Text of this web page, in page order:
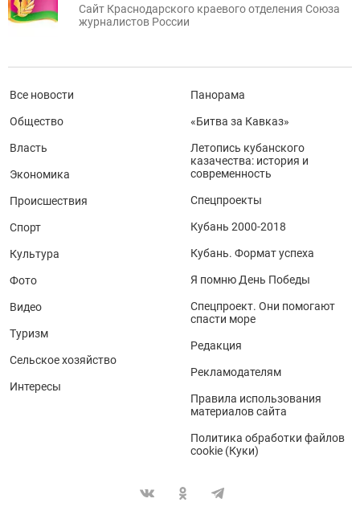
Сайт Краснодарского краевого отделения Союза
журналистов России
Все новости
Общество
Власть
Экономика
Происшествия
Спорт
Культура
Фото
Видео
Туризм
Сельское хозяйство
Интересы
Панорама
«Битва за Кавказ»
Летопись кубанского
казачества: история и
современность
Спецпроекты
Кубань 2000-2018
Кубань. Формат успеха
Я помню День Победы
Спецпроект. Они помогают
спасти море
Редакция
Рекламодателям
Правила использования
материалов сайта
Политика обработки файлов
cookie (Куки)